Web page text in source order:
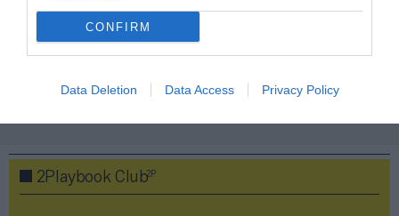
CONFIRM
Data Deletion Data Access Privacy Policy
Estrella Galicia
2Playbook Club2P